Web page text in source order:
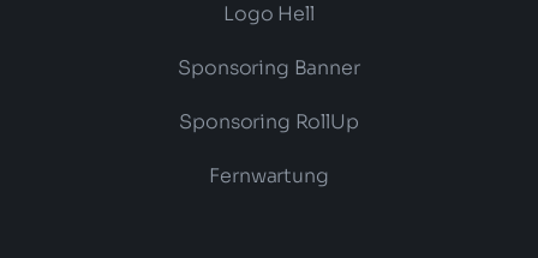
Logo Hell
Sponsoring Banner
Sponsoring RollUp
Fernwartung